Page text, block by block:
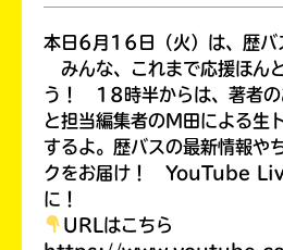
本日6月16日（火）は、歴バ
みんな、これまで応援ほん
う！ 18時半からは、著者の
と担当編集者のM田による生
するよ。歴バスの最新情報や
クをお届け！ YouTube
に！
URLはこちら